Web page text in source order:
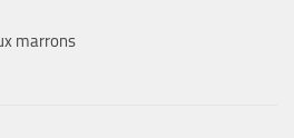
marrons